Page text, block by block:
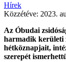
Hírek
Közzétéve: 2023.
Az Óbudai
harmadik kerületi
hétköznapjait,
szerepét